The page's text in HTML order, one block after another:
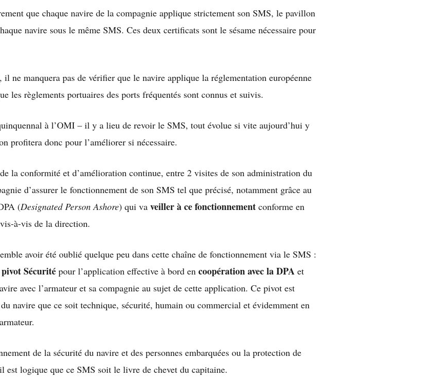
que chaque navire de la compagnie applique strictement son SMS, le pavillon
navire sous le même SMS. Ces deux certificats sont le sésame nécessaire pour
ne manquera pas de vérifier que le navire applique la réglementation européenne
les règlements portuaires des ports fréquentés sont connus et suivis.
à l’OMI – il y a lieu de revoir le SMS, tout évolue si vite aujourd’hui y
profitera donc pour l’améliorer si nécessaire.
la conformité et d’amélioration continue, entre 2 visites de son administration du
d’assurer le fonctionnement de son SMS tel que précisé, notamment grâce au
(Designated Person Ashore) qui va veiller à ce fonctionnement conforme en
à-vis de la direction.
avoir été oublié quelque peu dans cette chaîne de fonctionnement via le SMS :
pivot Sécurité pour l’application effective à bord en coopération avec la DPA et
avec l’armateur et sa compagnie au sujet de cette application. Ce pivot est
navire que ce soit technique, sécurité, humain ou commercial et évidemment en
de la sécurité du navire et des personnes embarquées ou la protection de
est logique que ce SMS soit le livre de chevet du capitaine.